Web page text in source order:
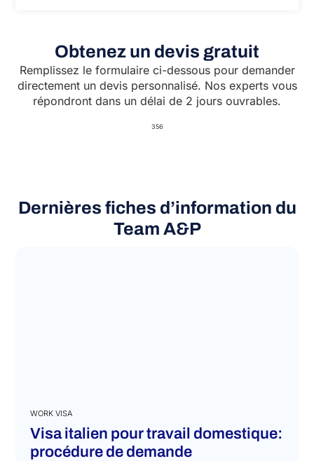
Obtenez un devis gratuit
Remplissez le formulaire ci-dessous pour demander
directement un devis personnalisé. Nos experts vous
répondront dans un délai de 2 jours ouvrables.
356
Dernières fiches d’information du
Team A&P
WORK VISA
Visa italien pour travail domestique:
procédure de demande